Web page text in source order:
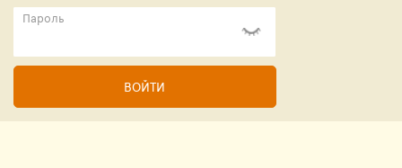
Пароль
ВОЙТИ